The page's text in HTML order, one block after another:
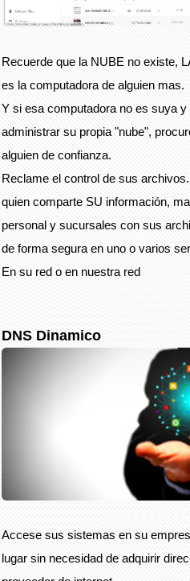
Recuerde que la NUBE no existe,
es la computadora de alguien mas.
Y si esa computadora no es suya y
administrar su propia "nube",
alguien de confianza.
Reclame el control de sus
quien comparte SU información,
personal y sucursales con sus
de forma segura en uno o varios
En su red o en nuestra red
DNS Dinamico
Accese sus sistemas en su
lugar sin necesidad de adquirir